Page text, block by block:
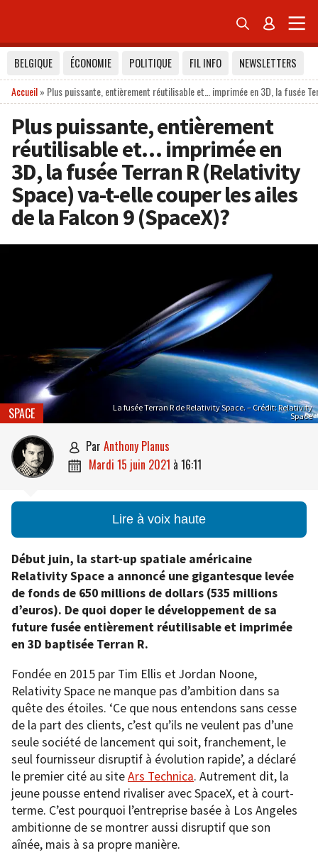
 
BELGIQUE ÉCONOMIE POLITIQUE FIL INFO
NEWSLETTERS
Accueil» Plus puissante, entièrement réutilisable et… imprimée en 3D, la fusée
Plus puissante, entièrement
réutilisable et… imprimée en
3D, la fusée Terran R (Relativity
Space) va-t-elle couper les ailes
de la Falcon 9 (SpaceX)?
La fusée Terran R de Relativity Space. – Crédit: Relativity
Space
SPACE
 par Anthony Planus
 mardi 15 juin 2021 à 16:11
Lire à voix haute
Début juin, la start-up spatiale américaine
Relativity Space a annoncé une gigantesque levée
de fonds de 650 millions de dollars (535 millions
d’euros). De quoi doper le développement de sa
future fusée entièrement réutilisable et imprimée
en 3D baptisée Terran R.
Fondée en 2015 par Tim Ellis et Jordan Noone,
Relativity Space ne manque pas d’ambition dans sa
quête des étoiles. ‘Ce que nous entendons sans cesse
de la part des clients, c’est qu’ils ne veulent pas d’une
seule société de lancement qui soit, franchement, le
seul fournisseur disruptif à évolution rapide’, a déclaré
le premier cité au siteArs Technica. Autrement dit, la
jeune pousse entend rivaliser avec SpaceX, et à court-
terme. C’est pourquoi l’entreprise basée à Los Angeles
ambitionne de se montrer aussi disruptif que son
aînée, mais à sa propre manière.